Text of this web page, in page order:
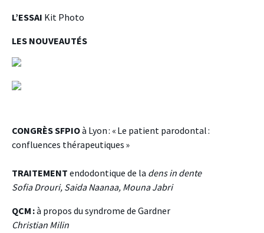
L’ESSAI Kit Photo
LES NOUVEAUTÉS
CONGRÈS SFPIOà Lyon : « Le patient parodontal :
confluences thérapeutiques »
TRAITEMENT endodontique de la dens in dente
Sofia Drouri, Saida Naanaa, Mouna Jabri
QCM :à propos du syndrome de Gardner
Christian Milin